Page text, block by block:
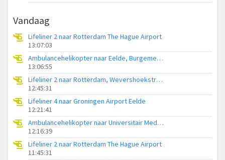
Vandaag
Lifeliner 2 naar Rotterdam The Hague Airport
13:07:03
Ambulancehelikopter naar Eelde, Burgemeester J.G. Legroweg
13:06:55
Lifeliner 2 naar Rotterdam, Wevershoekstraat
12:45:31
Lifeliner 4 naar Groningen Airport Eelde
12:21:41
Ambulancehelikopter naar Universitair Medisch Centrum Groningen
12:16:39
Lifeliner 2 naar Rotterdam The Hague Airport
11:45:31